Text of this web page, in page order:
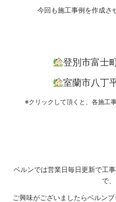
今回も施工事例を作成さ
登別市富士
室蘭市八丁
※クリックして頂くと、各施工
ベルンでは営業日毎日更新で工
で、
ご興味がございましたらベルン